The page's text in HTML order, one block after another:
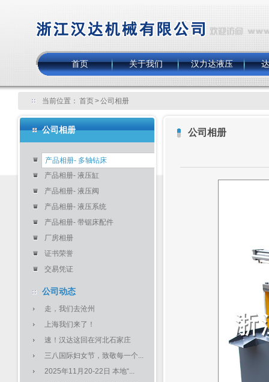
首页 关于我们 汉力达液压
当前位置： 首页>公司相册
公司相册
产品相册- 多轴钻床
产品相册- 液压缸
产品相册- 液压阀
产品相册- 液压系统
产品相册- 带锯床配件
厂房相册
证书荣誉
交易凭证
公司动态
走，我们去沧州
上海我们来了！
速！汉达这回在河北石家庄
三八国际妇女节，致敬每一个...
2025年11月20-22日 本地“...
公司相册